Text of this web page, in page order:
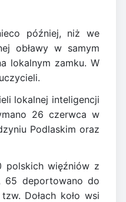
później, niż we
obławy w samym
lokalnym zamku. W
lokalnej inteligencji
26 czerwca w
Podlaskim oraz
polskich więźniów z
65 deportowano do
Dołach koło wsi